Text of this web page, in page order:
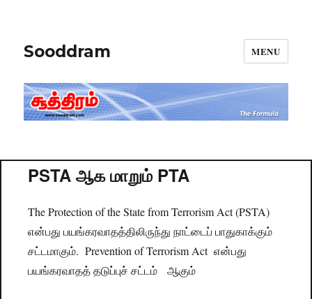
Sooddram MENU
PSTA ஆக மாறும் PTA
The Protection of the State from Terrorism Act (PSTA)
என்பது பயங்கரவாதத்திலிருந்து நாட்டைப் பாதுகாக்கும்
சட்டமாகும். Prevention of Terrorism Act என்பது
பயங்கரவாதத் தடுப்புச் சட்டம் ஆகும்